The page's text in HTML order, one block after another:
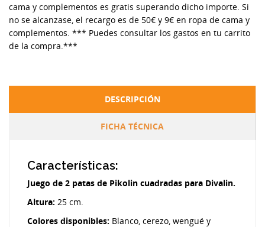
cama y complementos es gratis superando dicho importe. Si
no se alcanzase, el recargo es de 50€ y 9€ en ropa de cama y
complementos. *** Puedes consultar los gastos en tu carrito
de la compra.***
DESCRIPCIÓN
FICHA TÉCNICA
Características:
Juego de 2 patas de Pikolin cuadradas para Divalin.
Altura: 25 cm.
Colores disponibles: Blanco, cerezo, wengué y